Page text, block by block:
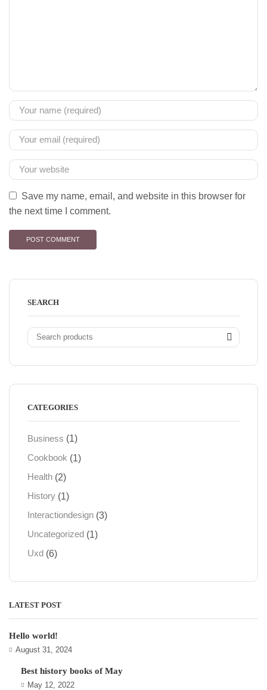
Save my name, email, and website in this browser for
the next time I comment.
SEARCH
CATEGORIES
Business (1)
Cookbook (1)
Health (2)
History (1)
Interactiondesign (3)
Uncategorized (1)
Uxd (6)
LATEST POST
Hello world!
August 31, 2024
Best history books of May
May 12, 2022